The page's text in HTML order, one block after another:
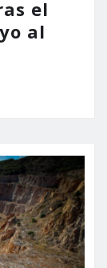
el
al